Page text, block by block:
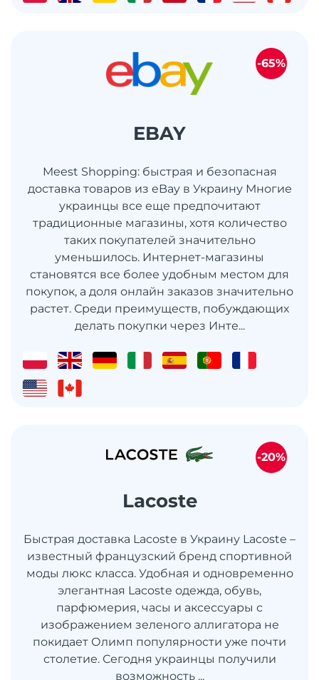
EBAY
Meest Shopping: быстрая и безопасная
доставка товаров из eBay в Украину Многие
украинцы все еще предпочитают
традиционные магазины, хотя количество
таких покупателей значительно
уменьшилось. Интернет-магазины
становятся все более удобным местом для
покупок, а доля онлайн заказов значительно
растет. Среди преимуществ, побуждающих
делать покупки через Инте...
-65%
Lacoste
Быстрая доставка Lacoste в Украину Lacoste –
известный французский бренд спортивной
моды люкс класса. Удобная и одновременно
элегантная Lacoste одежда, обувь,
парфюмерия, часы и аксессуары с
изображением зеленого аллигатора не
покидает Олимп популярности уже почти
столетие. Сегодня украинцы получили
возможность ...
-20%